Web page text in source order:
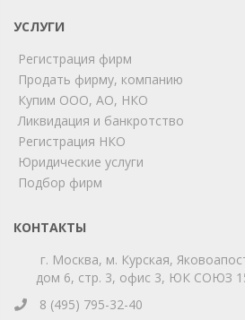
УСЛУГИ
Регистрация фирм
Продать фирму, компанию
Купим ООО, АО, НКО
Ликвидация и банкротство
Регистрация НКО
Юридические услуги
Подбор фирм
КОНТАКТЫ
г. Москва, м. Курская,
дом 6, стр. 3, офис 3, ЮК СОЮЗ
8 (495) 795-32-40
Позвоните нам или свяжитесь с
удобный мессенджер!
Telegram
Телефон